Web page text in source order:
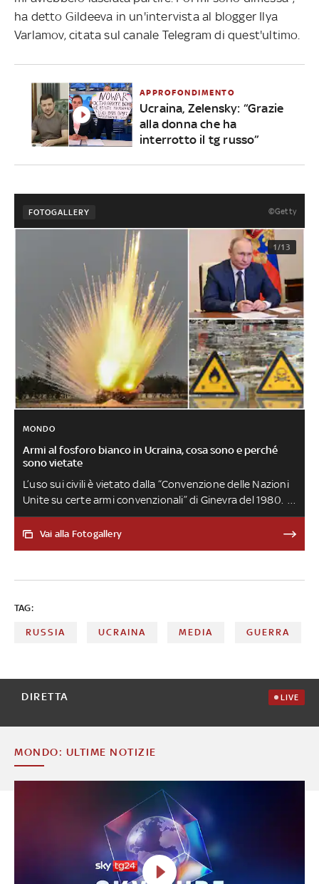
ha detto Gildeeva in un'intervista al blogger Ilya
Varlamov, citata sul canale Telegram di quest'ultimo.
APPROFONDIMENTO
Ucraina, Zelensky: “Grazie
alla donna che ha
interrotto il tg russo”
FOTOGALLERY ©Getty
1/13
MONDO
Armi al fosforo bianco in Ucraina, cosa sono e perché
sono vietate
L’uso sui civili è vietato dalla “Convenzione delle Nazioni
Unite su certe armi convenzionali” di Ginevra del 1980. Si
tratta di una sostanza letale, gravemente tossica, che
provoca ustioni profonde e dolorose. Le bombe
nemico o per creare una cortina fumogena
Vai alla Fotogallery
TAG:
RUSSIA UCRAINA MEDIA GUERRA
DIRETTA LIVE
MONDO: ULTIME NOTIZIE